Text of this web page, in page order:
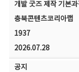
개발 굿즈 제작 기본
충북콘텐츠코리아랩
1937
2026.07.28
공지